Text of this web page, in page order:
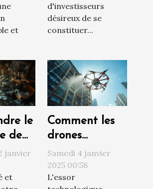
et
d'investisseurs
désireux de se
constituer...
le
de
ses
janvier
et
Comment les
drones
révolutionnent
le nettoyage
extérieur des
Samedi 4 janvier
2025 00:58
L'essor